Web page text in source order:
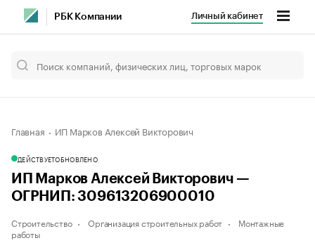
РБК Компании Личный кабинет
Главная ИП Марков Алексей Викторович
ДЕЙСТВУЕТОБНОВЛЕНО
ИП Марков Алексей Викторович —
ОГРНИП: 309613206900010
Строительство Организация строительных работ
Монтажные
работы